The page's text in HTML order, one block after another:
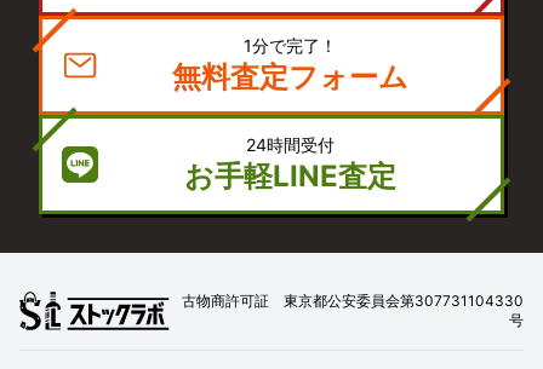
1分で完了！
無料査定フォーム
24時間受付
お手軽LINE査定
古物商許可証 東京都公安委員会第307731104330
号